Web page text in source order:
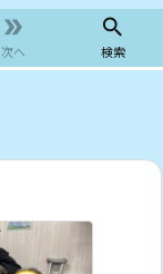

次へ

検索